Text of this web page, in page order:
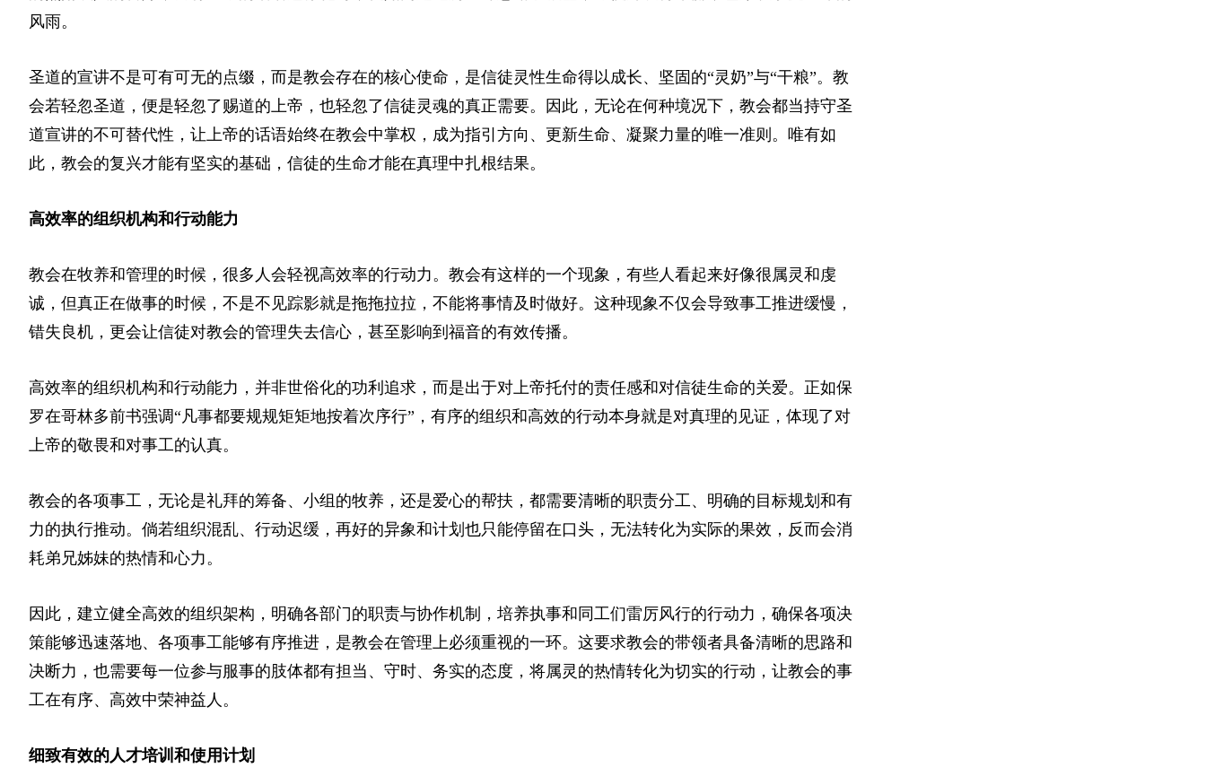
风雨。
圣道的宣讲不是可有可无的点缀，而是教会存在的核心使命，是信徒灵性生命得以成长、坚固的“灵奶”与“干粮”。教
会若轻忽圣道，便是轻忽了赐道的上帝，也轻忽了信徒灵魂的真正需要。因此，无论在何种境况下，教会都当持守圣
道宣讲的不可替代性，让上帝的话语始终在教会中掌权，成为指引方向、更新生命、凝聚力量的唯一准则。唯有如
此，教会的复兴才能有坚实的基础，信徒的生命才能在真理中扎根结果。
高效率的组织机构和行动能力
教会在牧养和管理的时候，很多人会轻视高效率的行动力。教会有这样的一个现象，有些人看起来好像很属灵和虔
诚，但真正在做事的时候，不是不见踪影就是拖拖拉拉，不能将事情及时做好。这种现象不仅会导致事工推进缓慢，
错失良机，更会让信徒对教会的管理失去信心，甚至影响到福音的有效传播。
高效率的组织机构和行动能力，并非世俗化的功利追求，而是出于对上帝托付的责任感和对信徒生命的关爱。正如保
罗在哥林多前书强调“凡事都要规规矩矩地按着次序行”，有序的组织和高效的行动本身就是对真理的见证，体现了对
上帝的敬畏和对事工的认真。
教会的各项事工，无论是礼拜的筹备、小组的牧养，还是爱心的帮扶，都需要清晰的职责分工、明确的目标规划和有
力的执行推动。倘若组织混乱、行动迟缓，再好的异象和计划也只能停留在口头，无法转化为实际的果效，反而会消
耗弟兄姊妹的热情和心力。
因此，建立健全高效的组织架构，明确各部门的职责与协作机制，培养执事和同工们雷厉风行的行动力，确保各项决
策能够迅速落地、各项事工能够有序推进，是教会在管理上必须重视的一环。这要求教会的带领者具备清晰的思路和
决断力，也需要每一位参与服事的肢体都有担当、守时、务实的态度，将属灵的热情转化为切实的行动，让教会的事
工在有序、高效中荣神益人。
细致有效的人才培训和使用计划